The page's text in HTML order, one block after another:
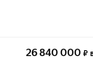
26 840 000 ₽